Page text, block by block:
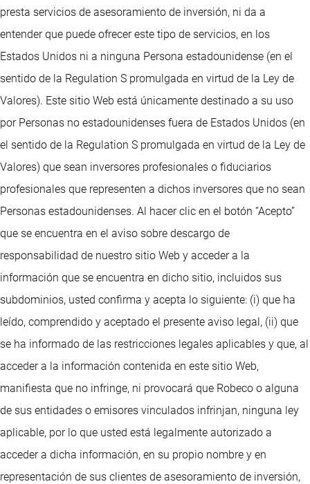
presta servicios de asesoramiento de inversión, ni da a
entender que puede ofrecer este tipo de servicios, en los
Estados Unidos ni a ninguna Persona estadounidense (en el
sentido de la Regulation S promulgada en virtud de la Ley de
Valores). Este sitio Web está únicamente destinado a su uso
por Personas no estadounidenses fuera de Estados Unidos (en
el sentido de la Regulation S promulgada en virtud de la Ley de
Valores) que sean inversores profesionales o fiduciarios
profesionales que representen a dichos inversores que no sean
Personas estadounidenses. Al hacer clic en el botón “Acepto”
que se encuentra en el aviso sobre descargo de
responsabilidad de nuestro sitio Web y acceder a la
información que se encuentra en dicho sitio, incluidos sus
subdominios, usted confirma y acepta lo siguiente: (i) que ha
leído, comprendido y aceptado el presente aviso legal, (ii) que
se ha informado de las restricciones legales aplicables y que, al
acceder a la información contenida en este sitio Web,
manifiesta que no infringe, ni provocará que Robeco o alguna
de sus entidades o emisores vinculados infrinjan, ninguna ley
aplicable, por lo que usted está legalmente autorizado a
acceder a dicha información, en su propio nombre y en
representación de sus clientes de asesoramiento de inversión,